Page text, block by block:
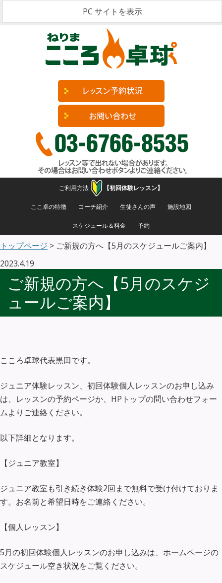
コンテンツへ移動
ご利用方法 【初回体験レッスン】
ここ卓の特徴 コーチ紹介 生徒さんの声 施設地図
スケジュール＆料金 予約
トップページ > ご新規の方へ【5月のスケジュールご案内】
2023.4.19
ご新規の方へ【5月のスケジ
ュールご案内】
こころ卓球代表黒田です。
ジュニア体験レッスン、初回体験個人レッスンのお申し込み
は、レッスンの予約ページか、HPトップの問い合わせフォー
ムよりご連絡ください。
以下詳細となります。
【ジュニア教室】
ジュニア教室も引き続き体験2回まで無料で受け付けておりま
す。お名前と希望日時をご連絡ください。
【個人レッスン】
5月の初回体験個人レッスンのお申し込みは、ホームページの
スケジュール空き状況をご覧ください。
PC サイトを表示